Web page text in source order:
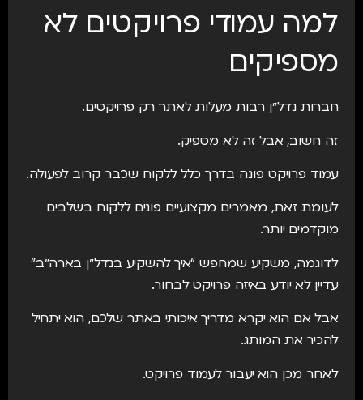
למה עמודי פרויקטים לא
מספיקים
חברות נדל״ן רבות מעלות לאתר רק פרויקטים.
זה חשוב, אבל זה לא מספיק.
עמוד פרויקט פונה בדרך כלל ללקוח שכבר קרוב לפעולה.
לעומת זאת, מאמרים מקצועיים פונים ללקוח בשלבים
מוקדמים יותר.
לדוגמה, משקיע שמחפש “איך להשקיע בנדל״ן בארה״ב”
עדיין לא יודע באיזה פרויקט לבחור.
אבל אם הוא יקרא מדריך איכותי באתר שלכם, הוא יתחיל
להכיר את המותג.
לאחר מכן הוא יעבור לעמוד פרויקט.